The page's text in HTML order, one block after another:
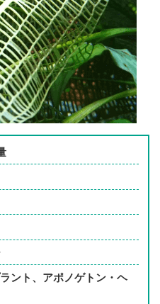
ント、アポノゲトン・ヘ